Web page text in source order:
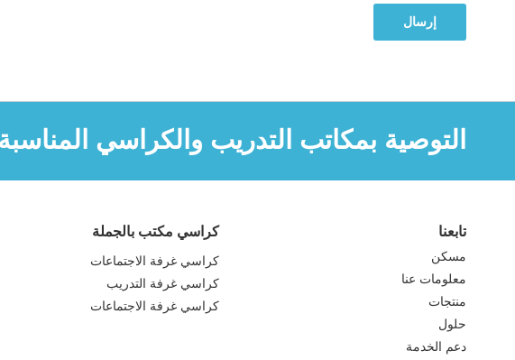
إرسال
التوصية بمكاتب التدريب والكراسي
تابعنا
مسكن
معلومات عنا
منتجات
حلول
دعم الخدمة
كراسي مكتب بالجملة
كراسي غرفة الاجتماعات
كراسي غرفة التدريب
كراسي غرفة الاجتماعات